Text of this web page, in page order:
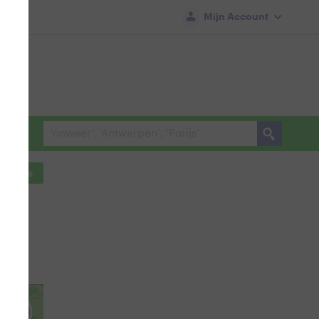
Mijn Account